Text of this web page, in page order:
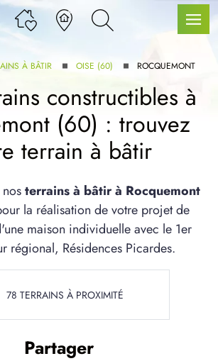
À BÂTIR OISE (60) ROCQUEMONT
constructibles à
(60) : trouvez
terrain à bâtir
terrains à bâtir à Rocquemont
la réalisation de votre projet de
maison individuelle avec le 1er
régional, Résidences Picardes.
78 TERRAINS À PROXIMITÉ
Partager